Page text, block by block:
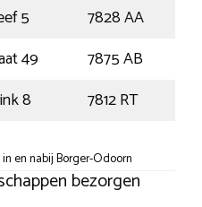
5 7828 AA
49 7875 AB
8 7812 RT
en nabij Borger-Odoorn
bezorgen